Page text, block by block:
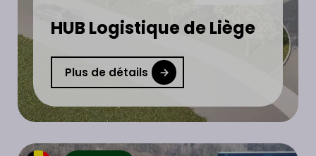
HUB Logistique de Liège
Plus de détails